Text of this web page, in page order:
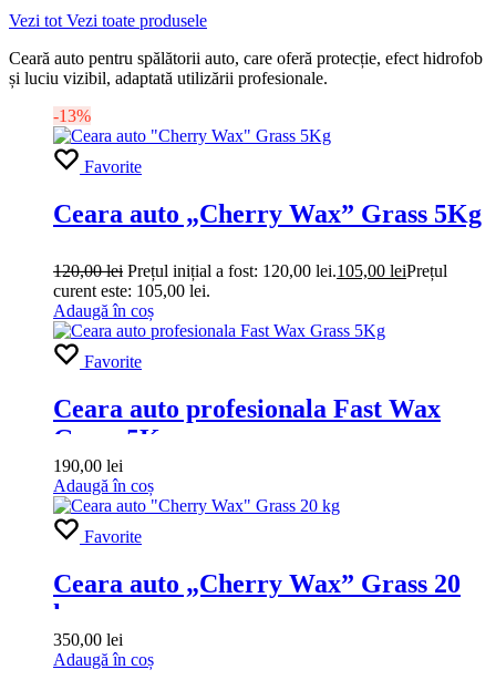
Vezi tot Vezi toate produsele
Ceară auto pentru spălătorii auto, care oferă protecție, efect hidrofob
și luciu vizibil, adaptată utilizării profesionale.
-13%
Favorite
Ceara auto „Cherry Wax” Grass 5Kg
120,00lei Prețul inițial a fost: 120,00 lei.105,00 leiPrețul
curent este: 105,00 lei.
Adaugă în coș
Favorite
Ceara auto profesionala Fast Wax
Grass 5Kg
190,00 lei
Adaugă în coș
Favorite
Ceara auto „Cherry Wax” Grass 20
kg
350,00 lei
Adaugă în coș